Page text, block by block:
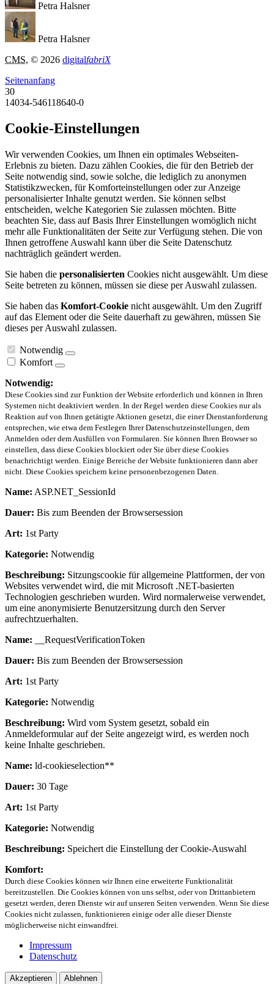
Petra Halsner
Petra Halsner
CMS, © 2026 digitalfabriX
Seitenanfang
30
14034-546118640-0
Cookie-Einstellungen
Wir verwenden Cookies, um Ihnen ein optimales Webseiten-
Erlebnis zu bieten. Dazu zählen Cookies, die für den Betrieb der
Seite notwendig sind, sowie solche, die lediglich zu anonymen
Statistikzwecken, für Komforteinstellungen oder zur Anzeige
personalisierter Inhalte genutzt werden. Sie können selbst
entscheiden, welche Kategorien Sie zulassen möchten. Bitte
beachten Sie, dass auf Basis Ihrer Einstellungen womöglich nicht
mehr alle Funktionalitäten der Seite zur Verfügung stehen. Die von
Ihnen getroffene Auswahl kann über die Seite Datenschutz
nachträglich geändert werden.
Sie haben die personalisierten Cookies nicht ausgewählt. Um diese
Seite betreten zu können, müssen sie diese per Auswahl zulassen.
Sie haben das Komfort-Cookie nicht ausgewählt. Um den Zugriff
auf das Element oder die Seite dauerhaft zu gewähren, müssen Sie
dieses per Auswahl zulassen.
Notwendig
Komfort
Notwendig:
Diese Cookies sind zur Funktion der Website erforderlich und können in Ihren
Systemen nicht deaktiviert werden. In der Regel werden diese Cookies nur als
Reaktion auf von Ihnen getätigte Aktionen gesetzt, die einer Dienstanforderung
entsprechen, wie etwa dem Festlegen Ihrer Datenschutzeinstellungen, dem
Anmelden oder dem Ausfüllen von Formularen. Sie können Ihren Browser so
einstellen, dass diese Cookies blockiert oder Sie über diese Cookies
benachrichtigt werden. Einige Bereiche der Website funktionieren dann aber
nicht. Diese Cookies speichern keine personenbezogenen Daten.
Name: ASP.NET_SessionId
Dauer: Bis zum Beenden der Browsersession
Art: 1st Party
Kategorie: Notwendig
Beschreibung: Sitzungscookie für allgemeine Plattformen, der von
Websites verwendet wird, die mit Microsoft .NET-basierten
Technologien geschrieben wurden. Wird normalerweise verwendet,
um eine anonymisierte Benutzersitzung durch den Server
aufrechtzuerhalten.
Name: __RequestVerificationToken
Dauer: Bis zum Beenden der Browsersession
Art: 1st Party
Kategorie: Notwendig
Beschreibung: Wird vom System gesetzt, sobald ein
Anmeldeformular auf der Seite angezeigt wird, es werden noch
keine Inhalte geschrieben.
Name: ld-cookieselection**
Dauer: 30 Tage
Art: 1st Party
Kategorie: Notwendig
Beschreibung: Speichert die Einstellung der Cookie-Auswahl
Komfort:
Durch diese Cookies können wir Ihnen eine erweiterte Funktionalität
bereitzustellen. Die Cookies können von uns selbst, oder von Drittanbietern
gesetzt werden, deren Dienste wir auf unseren Seiten verwenden. Wenn Sie diese
Cookies nicht zulassen, funktionieren einige oder alle dieser Dienste
möglicherweise nicht einwandfrei.
Impressum
Datenschutz
Akzeptieren Ablehnen